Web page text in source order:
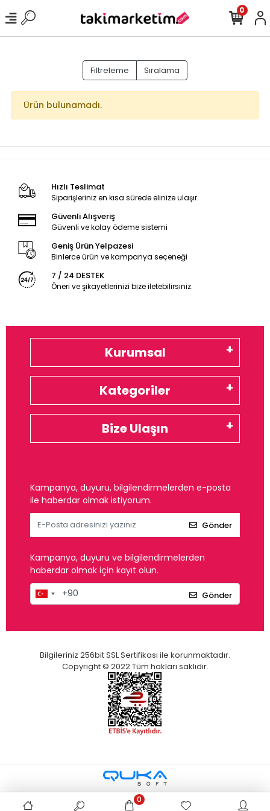
0
Filtreleme Sıralama
Ürün bulunamadı.
Hızlı Teslimat
Siparişleriniz en kısa sürede elinize ulaşır.
Güvenli Alışveriş
Güvenli ve kolay ödeme sistemi
Geniş Ürün Yelpazesi
Binlerce ürün ve kampanya seçeneği
7 / 24 DESTEK
Öneri ve şikayetlerinizi bize iletebilirsiniz.
Kurumsal
Kategoriler
Bize Ulaşın
Kampanya, duyuru, bilgilendirmelerden e-posta
ile haberdar olmak istiyorum.
Gönder
Kampanya, duyuru ve bilgilendirmelerden
haberdar olmak için kayıt olun.
Gönder
Bilgileriniz 256bit SSL Sertifikası ile korunmaktadır.
Copyright © 2022 Tüm hakları saklıdır.
0